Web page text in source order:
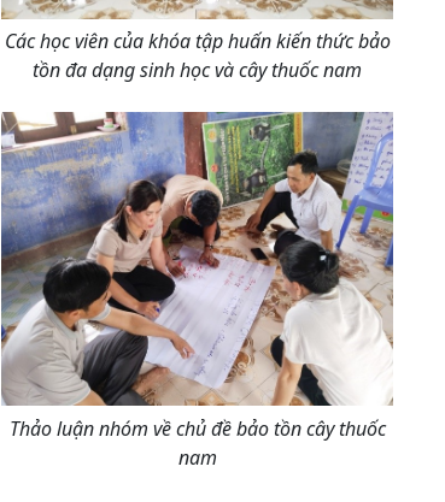
Các học viên của khóa tập huấn kiến thức bảo
tồn đa dạng sinh học và cây thuốc nam
Thảo luận nhóm về chủ đề bảo tồn cây thuốc
nam